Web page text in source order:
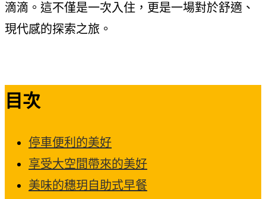
滴滴。這不僅是一次入住，更是一場對於舒適、
現代感的探索之旅。
目次
停車便利的美好
享受大空間帶來的美好
美味的穗玥自助式早餐